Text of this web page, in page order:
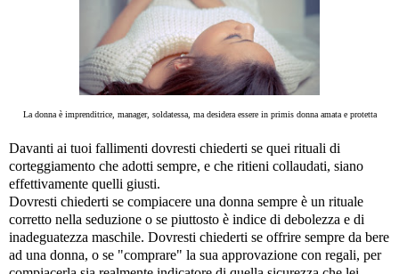
La donna è imprenditrice, manager, soldatessa, ma desidera essere in primis donna amata e protetta
Davanti ai tuoi fallimenti dovresti chiederti se quei rituali di
corteggiamento che adotti sempre, e che ritieni collaudati, siano
effettivamente quelli giusti.
Dovresti chiederti se compiacere una donna sempre è un rituale
corretto nella seduzione o se piuttosto è indice di debolezza e di
inadeguatezza maschile. Dovresti chiederti se offrire sempre da bere
ad una donna, o se "comprare" la sua approvazione con regali, per